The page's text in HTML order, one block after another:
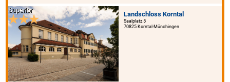
Landschloss Korntal
Saalplatz 5
70825 Korntal-Münchingen
Superior